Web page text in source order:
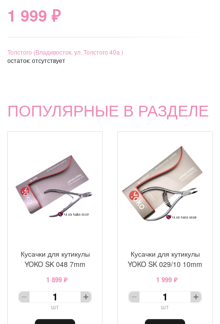
1 999 ₽
Толстого (Владивосток, ул. Толстого 40а )
остаток:отсутствует
ПОПУЛЯРНЫЕ В РАЗДЕЛЕ
Кусачки для кутикулы
YOKO SK 048 7mm
1 899 ₽
шт
Кусачки для кутикулы
YOKO SK 029/10 10mm
1 999 ₽
шт